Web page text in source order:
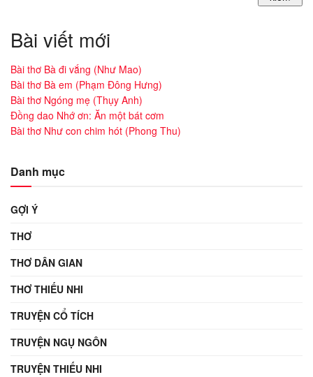
Bài viết mới
Bài thơ Bà đi vắng (Như Mao)
Bài thơ Bà em (Phạm Đông Hưng)
Bài thơ Ngóng mẹ (Thụy Anh)
Đồng dao Nhớ ơn: Ăn một bát cơm
Bài thơ Như con chim hót (Phong Thu)
Danh mục
GỢI Ý
THƠ
THƠ DÂN GIAN
THƠ THIẾU NHI
TRUYỆN CỔ TÍCH
TRUYỆN NGỤ NGÔN
TRUYỆN THIẾU NHI